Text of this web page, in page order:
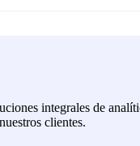
integrales de
clientes.